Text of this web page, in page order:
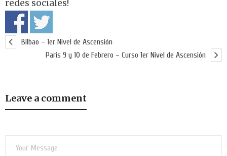
redes sociales!
Bilbao – 1er Nivel de Ascensión
París 9 y 10 de Febrero – Curso 1er Nivel de Ascensión
Leave a comment